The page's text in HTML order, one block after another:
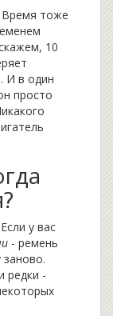
Время тоже
10
И в один
просто
у вас
- ремень
редки -